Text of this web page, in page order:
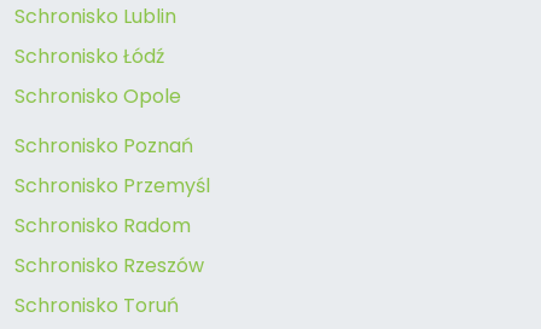
Schronisko Lublin
Schronisko Łódź
Schronisko Opole
Schronisko Poznań
Schronisko Przemyśl
Schronisko Radom
Schronisko Rzeszów
Schronisko Toruń